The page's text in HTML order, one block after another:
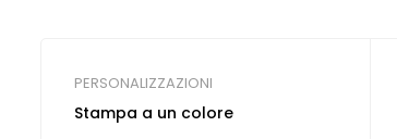
PERSONALIZZAZIONI
Stampa a un colore